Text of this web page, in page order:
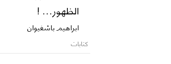
الظهور... !
ابراهيم باشغيوان
كتابات